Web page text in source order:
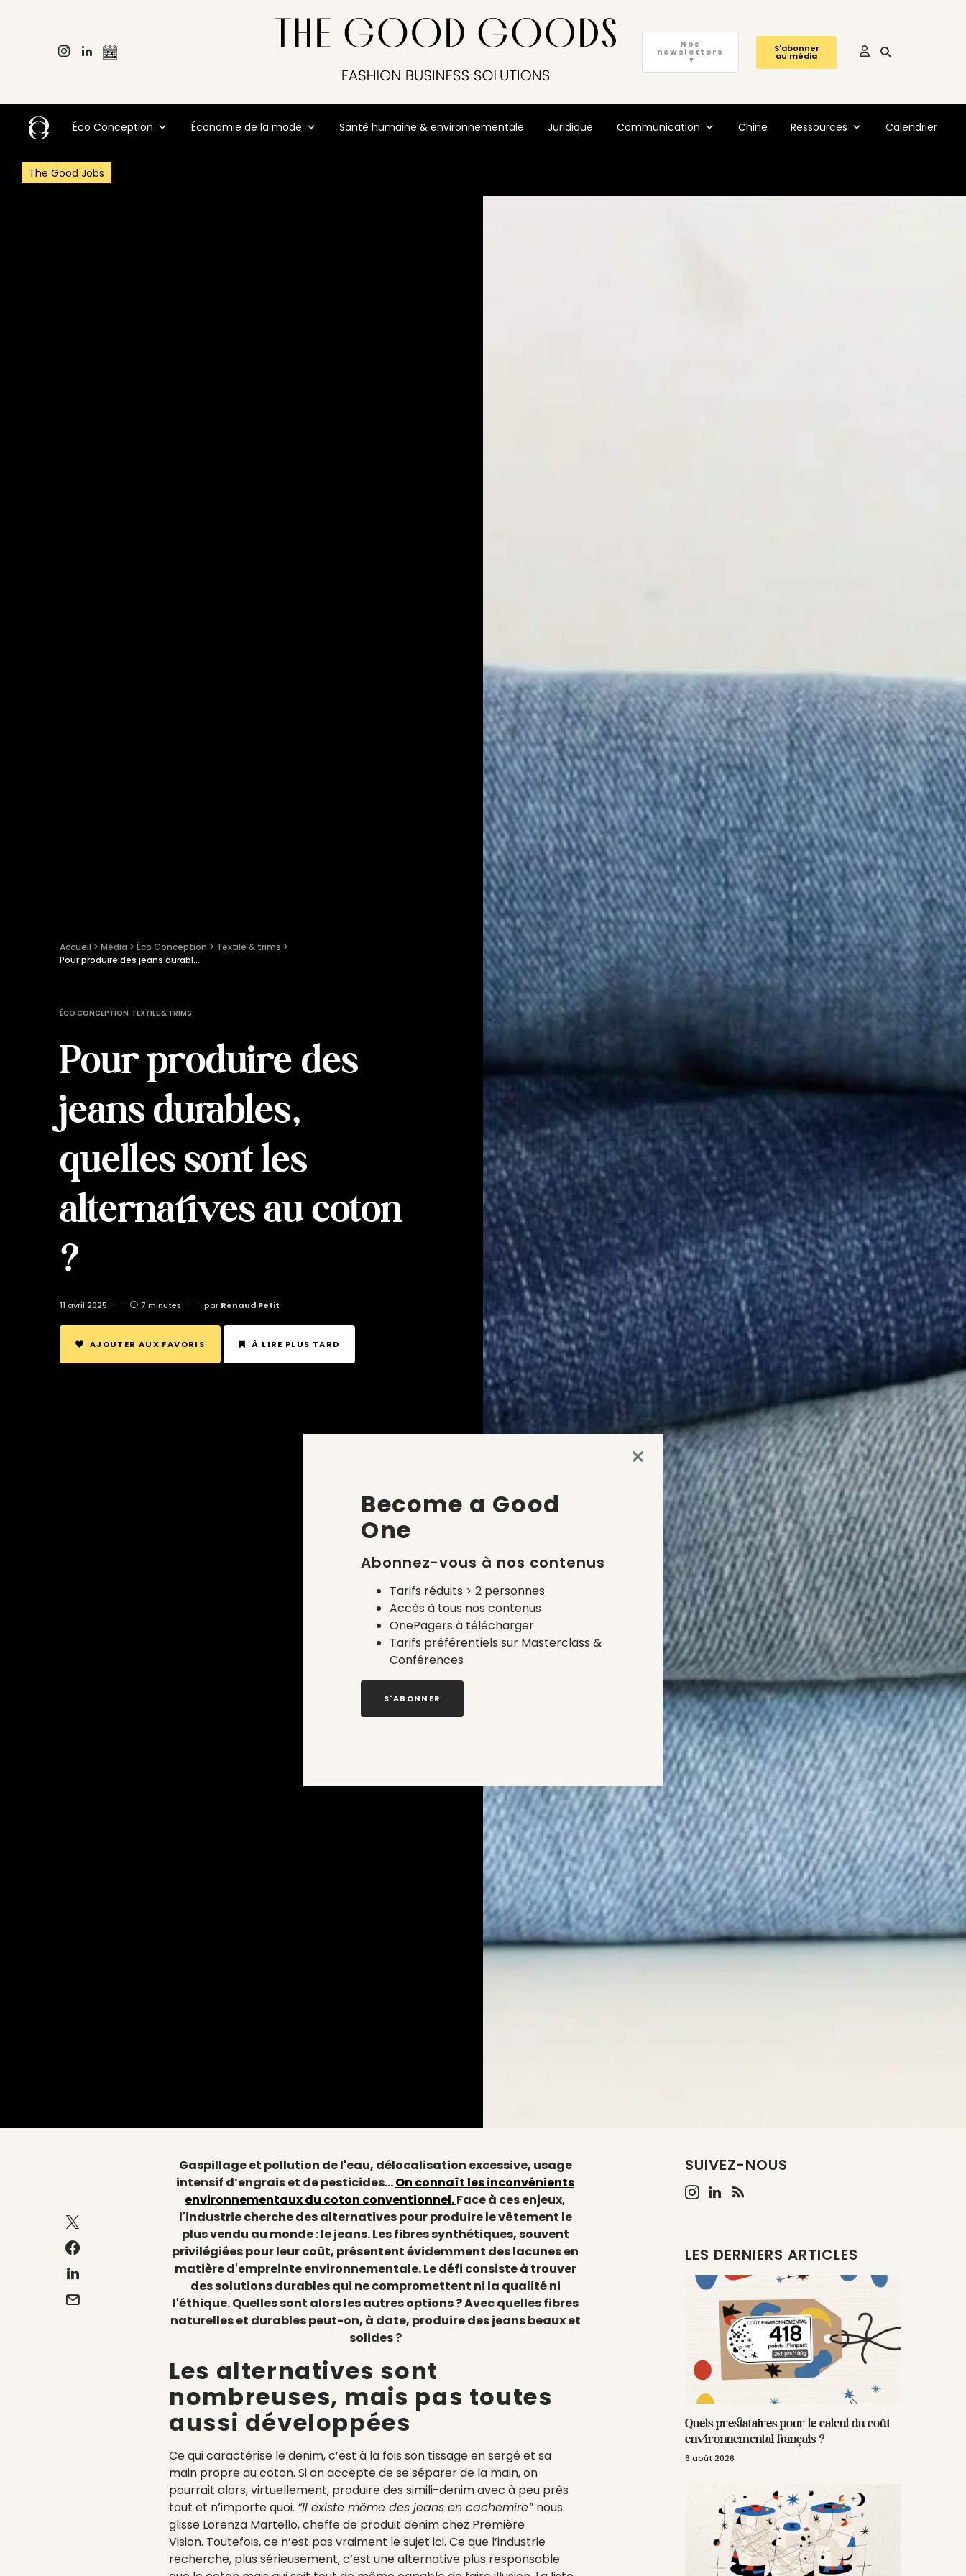
Nos
newsletters
▼
S'abonner
au média
Éco Conception Économie de la mode Santé humaine & environnementale Juridique Communication Chine Ressources Calendrier
The Good Jobs
Accueil > Média > Éco Conception > Textile & trims >
Pour produire des jeans durables, quelles sont les alternatives au coton ?
ÉCO CONCEPTION TEXTILE & TRIMS
Pour produire des
jeans durables,
quelles sont les
alternatives au coton
?
11 avril 2025 7 minutes par Renaud Petit
AJOUTER AUX FAVORIS À LIRE PLUS TARD
Gaspillage et pollution de l'eau, délocalisation excessive, usage
intensif d’engrais et de pesticides...On connaît les inconvénients
environnementaux du coton conventionnel.Face à ces enjeux,
l'industrie cherche des alternatives pour produire le vêtement le
plus vendu au monde : le jeans. Les fibres synthétiques, souvent
privilégiées pour leur coût, présentent évidemment des lacunes en
matière d'empreinte environnementale. Le défi consiste à trouver
des solutions durables qui ne compromettent ni la qualité ni
l'éthique. Quelles sont alors les autres options ? Avec quelles fibres
naturelles et durables peut-on, à date, produire des jeans beaux et
solides ?
Les alternatives sont
nombreuses, mais pas toutes
aussi développées
Ce qui caractérise le denim, c’est à la fois son tissage en sergé et sa
main propre au coton. Si on accepte de se séparer de la main, on
pourrait alors, virtuellement, produire des simili-denim avec à peu près
tout et n’importe quoi. “Il existe même des jeans en cachemire” nous
glisse Lorenza Martello, cheffe de produit denim chez Première
Vision. Toutefois, ce n’est pas vraiment le sujet ici. Ce que l’industrie
recherche, plus sérieusement, c’est une alternative plus responsable
SUIVEZ-NOUS
LES DERNIERS ARTICLES
Quels prestataires pour le calcul du coût
environnemental français ?
6 août 2026
Become a Good
One
Abonnez-vous à nos contenus
Tarifs réduits > 2 personnes
Accès à tous nos contenus
OnePagers à télécharger
Tarifs préférentiels sur Masterclass &
Conférences
S'ABONNER